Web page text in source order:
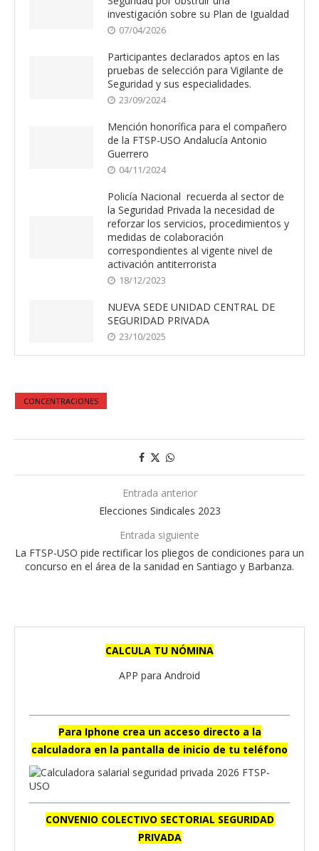
investigación sobre su Plan de Igualdad
07/04/2026
Participantes declarados aptos en las
pruebas de selección para Vigilante de
Seguridad y sus especialidades.
23/09/2024
Mención honorífica para el compañero
de la FTSP-USO Andalucía Antonio
Guerrero
04/11/2024
Policía Nacional recuerda al sector de
la Seguridad Privada la necesidad de
reforzar los servicios, procedimientos y
medidas de colaboración
correspondientes al vigente nivel de
activación antiterrorista
18/12/2023
NUEVA SEDE UNIDAD CENTRAL DE
SEGURIDAD PRIVADA
23/10/2025
CONCENTRACIONES
Entrada anterior
Elecciones Sindicales 2023
Entrada siguiente
La FTSP-USO pide rectificar los pliegos de condiciones para un
concurso en el área de la sanidad en Santiago y Barbanza.
CALCULA TU NÓMINA
APP para Android
Para Iphone crea un acceso directo a la
calculadora en la pantalla de inicio de tu teléfono
CONVENIO COLECTIVO SECTORIAL SEGURIDAD
PRIVADA